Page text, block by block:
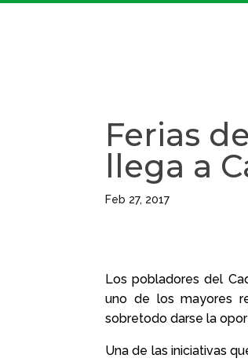
Ferias
llega a
Feb 27, 2017
Los pobladores del
uno de los mayores
sobretodo darse la
Una de las iniciativas